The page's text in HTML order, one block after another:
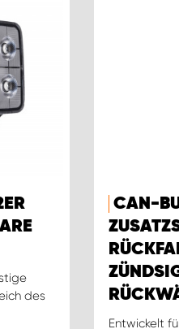
des
CAN-
Entwickelt